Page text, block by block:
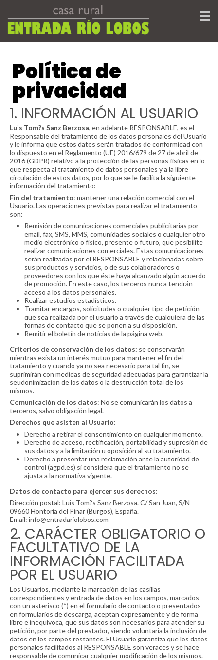
Política de
privacidad
1. INFORMACIÓN AL USUARIO
Luis Tom?s Sanz Berzosa, en adelante RESPONSABLE, es el
Responsable del tratamiento de los datos personales del Usuario
y le informa que estos datos serán tratados de conformidad con
lo dispuesto en el Reglamento (UE) 2016/679 de 27 de abril de
2016 (GDPR) relativo a la protección de las personas físicas en lo
que respecta al tratamiento de datos personales y a la libre
circulación de estos datos, por lo que se le facilita la siguiente
información del tratamiento:
Fin del tratamiento: mantener una relación comercial con el
Usuario. Las operaciones previstas para realizar el tratamiento
son:
Remisión de comunicaciones comerciales publicitarias por
email, fax, SMS, MMS, comunidades sociales o cualquier otro
medio electrónico o físico, presente o futuro, que posibilite
realizar comunicaciones comerciales. Estas comunicaciones
serán realizadas por el RESPONSABLE y relacionadas sobre
sus productos y servicios, o de sus colaboradores o
proveedores con los que éste haya alcanzado algún acuerdo
de promoción. En este caso, los terceros nunca tendrán
acceso a los datos personales.
Realizar estudios estadísticos.
Tramitar encargos, solicitudes o cualquier tipo de petición
que sea realizada por el usuario a través de cualquiera de las
formas de contacto que se ponen a su disposición.
Remitir el boletín de noticias de la página web.
Criterios de conservación de los datos: se conservarán
mientras exista un interés mutuo para mantener el fin del
tratamiento y cuando ya no sea necesario para tal fin, se
suprimirán con medidas de seguridad adecuadas para garantizar la
seudonimización de los datos o la destrucción total de los
mismos.
Comunicación de los datos: No se comunicarán los datos a
terceros, salvo obligación legal.
Derechos que asisten al Usuario:
Derecho a retirar el consentimiento en cualquier momento.
Derecho de acceso, rectificación, portabilidad y supresión de
sus datos y a la limitación u oposición al su tratamiento.
Derecho a presentar una reclamación ante la autoridad de
control (agpd.es) si considera que el tratamiento no se
ajusta a la normativa vigente.
Datos de contacto para ejercer sus derechos:
Dirección postal: Luis Tom?s Sanz Berzosa. C/ San Juan, S/N -
09660 Hontoria del Pinar (Burgos), España.
Email: info@entradariolobos.com
2. CARÁCTER OBLIGATORIO O
FACULTATIVO DE LA
INFORMACIÓN FACILITADA
POR EL USUARIO
Los Usuarios, mediante la marcación de las casillas
correspondientes y entrada de datos en los campos, marcados
con un asterisco (*) en el formulario de contacto o presentados
en formularios de descarga, aceptan expresamente y de forma
libre e inequívoca, que sus datos son necesarios para atender su
petición, por parte del prestador, siendo voluntaria la inclusión de
datos en los campos restantes. El Usuario garantiza que los datos
personales facilitados al RESPONSABLE son veraces y se hace
responsable de comunicar cualquier modificación de los mismos.